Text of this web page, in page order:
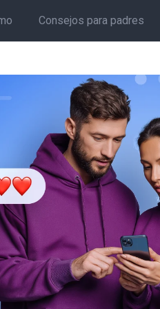
Consejos para padres